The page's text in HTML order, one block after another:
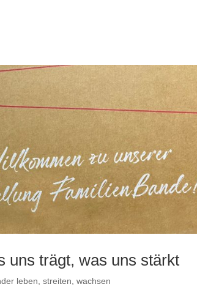
uns trägt, was uns stärkt
leben, streiten, wachsen